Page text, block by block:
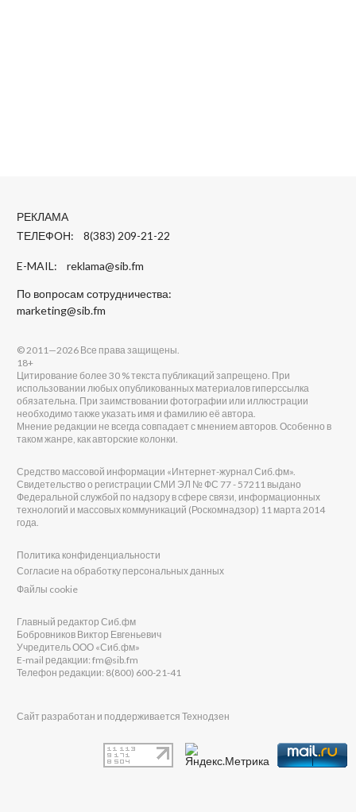
РЕКЛАМА
ТЕЛЕФОН: 8(383) 209-21-22
E-MAIL: reklama@sib.fm
По вопросам сотрудничества:
marketing@sib.fm
© 2011—2026 Все права защищены.
18+
Цитирование более 30 % текста публикаций запрещено. При
использовании любых опубликованных материалов гиперссылка
обязательна. При заимствовании фотографии или иллюстрации
необходимо также указать имя и фамилию её автора.
Мнение редакции не всегда совпадает с мнением авторов. Особенно в
таком жанре, как авторские колонки.
Средство массовой информации «Интернет-журнал Сиб.фм».
Свидетельство о регистрации СМИ ЭЛ № ФС 77 - 57211 выдано
Федеральной службой по надзору в сфере связи, информационных
технологий и массовых коммуникаций (Роскомнадзор) 11 марта 2014
года.
Политика конфиденциальности
Согласие на обработку персональных данных
Файлы cookie
Главный редактор Сиб.фм
Бобровников Виктор Евгеньевич
Учредитель ООО «Сиб.фм»
E-mail редакции: fm@sib.fm
Телефон редакции: 8(800) 600-21-41
Сайт разработан и поддерживается Технодзен